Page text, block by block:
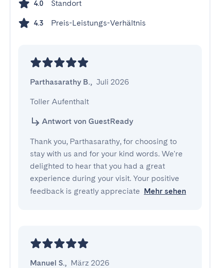
4.0 Standort
4.3 Preis-Leistungs-Verhältnis
Parthasarathy B., Juli 2026
Toller Aufenthalt
Antwort von GuestReady
Thank you, Parthasarathy, for choosing to
stay with us and for your kind words. We're
delighted to hear that you had a great
experience during your visit. Your positive
feedback is greatly appreciate Mehr sehen
Manuel S., März 2026